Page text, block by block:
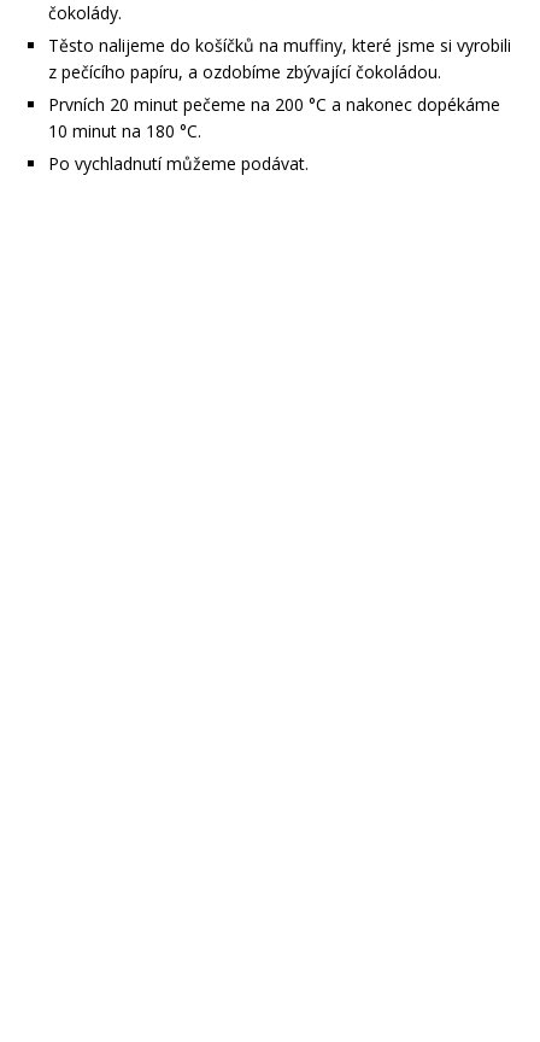
čokolády.
Těsto nalijeme do košíčků na muffiny, které jsme si vyrobili
z pečícího papíru, a ozdobíme zbývající čokoládou.
Prvních 20 minut pečeme na 200 °C a nakonec dopékáme
10 minut na 180 °C.
Po vychladnutí můžeme podávat.